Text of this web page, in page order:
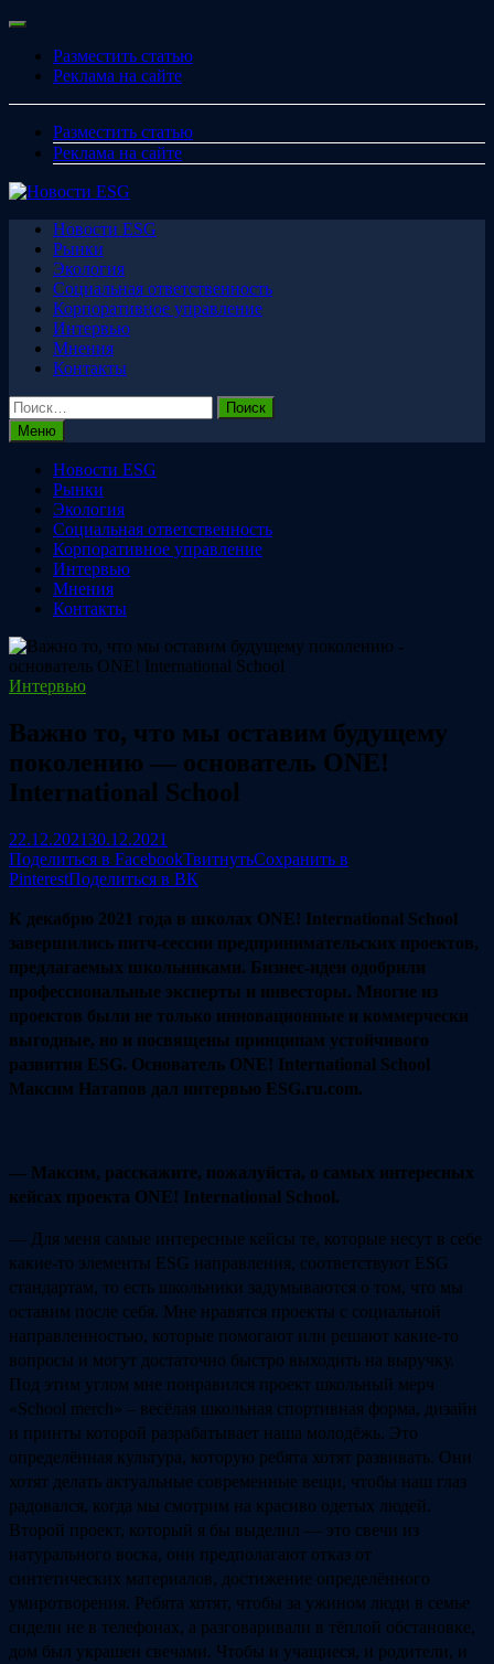
Перейти
содержимому
Меню
Разместить статью
Реклама на сайте
Разместить статью
Реклама на сайте
Новости ESG
Рынки
Экология
Социальная ответственность
Корпоративное управление
Интервью
Мнения
Контакты
Найти:
Меню
Новости ESG
Рынки
Экология
Социальная ответственность
Корпоративное управление
Интервью
Мнения
Контакты
Интервью
Важно то, что мы оставим будущему
поколению — основатель ONE!
International School
22.12.202130.12.2021
Поделиться в FacebookТвитнутьСохранить в
PinterestПоделиться в ВК
К декабрю 2021 года в школах ONE! International School
завершились питч-сессии предпринимательских проектов,
предлагаемых школьниками. Бизнес-идеи одобрили
профессиональные эксперты и инвесторы. Многие из
проектов были не только инновационные и коммерчески
выгодные, но и посвящены принципам устойчивого
развития ESG. Основатель ONE! International School
Максим Натапов дал интервью ESG.ru.com.
— Максим, расскажите, пожалуйста, о самых интересных
кейсах проекта ONE! International School.
— Для меня самые интересные кейсы те, которые несут в себе
какие-то элементы ESG направления, соответствуют ESG
стандартам, то есть школьники задумываются о том, что мы
оставим после себя. Мне нравятся проекты с социальной
направленностью, которые помогают или решают какие-то
вопросы и могут достаточно быстро выходить на выручку.
Под этим углом мне понравился проект школьный мерч
«School merch» – весёлая школьная спортивная форма, дизайн
и принты которой разрабатывает наша молодёжь. Это
определённая культура, которую ребята хотят развивать. Они
хотят делать актуальные современные вещи, чтобы наш глаз
радовался, когда мы смотрим на красиво одетых людей.
Второй проект, который я бы выделил — это свечи из
натурального воска, они предполагают отказ от
синтетических материалов, достижение определённого
умиротворения. Ребята хотят, чтобы за ужином люди в семье
сидели не в телефонах, а разговаривали в тёплой обстановке,
дом был украшен свечами. Чтобы и учащиеся, и родители, и